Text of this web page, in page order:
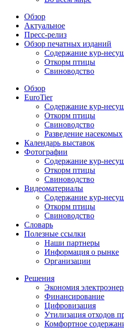
Обзор
Актуальное
Пресс-релиз
Обзор печатных изданий
Содержание кур-
Откорм птицы
Свиноводство
Обзор
EuroTier
Содержание кур-
Откорм птицы
Свиноводство
Разведение насекомых
Календарь выставок
Фотографии
Содержание кур-
Откорм птицы
Свиноводство
Видеоматериалы
Содержание кур-
Откорм птицы
Свиноводство
Словарь
Полезные ссылки
Наши партнеры
Информация о рынке
Организации
Решения
Экономия
Финансирование
Цифровизация
Утилизация отходов
Комфортное